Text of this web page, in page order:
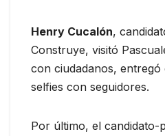
Henry Cucalón,
Construye, visitó
con ciudadanos,
selfies con seguidores.
Por último, el candidato-